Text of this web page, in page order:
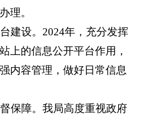
理。
建设。 2024年，充分发挥
上的信息公开平台作用，
内容管理，做好日常信息
保障。 我局高度重视政府